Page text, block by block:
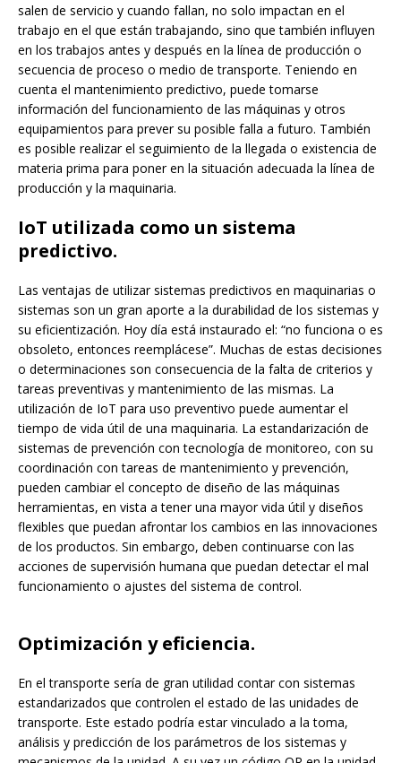
salen de servicio y cuando fallan, no solo impactan en el
trabajo en el que están trabajando, sino que también influyen
en los trabajos antes y después en la línea de producción o
secuencia de proceso o medio de transporte. Teniendo en
cuenta el mantenimiento predictivo, puede tomarse
información del funcionamiento de las máquinas y otros
equipamientos para prever su posible falla a futuro. También
es posible realizar el seguimiento de la llegada o existencia de
materia prima para poner en la situación adecuada la línea de
producción y la maquinaria.
IoT utilizada como un sistema
predictivo.
Las ventajas de utilizar sistemas predictivos en maquinarias o
sistemas son un gran aporte a la durabilidad de los sistemas y
su eficientización. Hoy día está instaurado el: “no funciona o es
obsoleto, entonces reemplácese”. Muchas de estas decisiones
o determinaciones son consecuencia de la falta de criterios y
tareas preventivas y mantenimiento de las mismas. La
utilización de IoT para uso preventivo puede aumentar el
tiempo de vida útil de una maquinaria. La estandarización de
sistemas de prevención con tecnología de monitoreo, con su
coordinación con tareas de mantenimiento y prevención,
pueden cambiar el concepto de diseño de las máquinas
herramientas, en vista a tener una mayor vida útil y diseños
flexibles que puedan afrontar los cambios en las innovaciones
de los productos. Sin embargo, deben continuarse con las
acciones de supervisión humana que puedan detectar el mal
funcionamiento o ajustes del sistema de control.
Optimización y eficiencia.
En el transporte sería de gran utilidad contar con sistemas
estandarizados que controlen el estado de las unidades de
transporte. Este estado podría estar vinculado a la toma,
análisis y predicción de los parámetros de los sistemas y